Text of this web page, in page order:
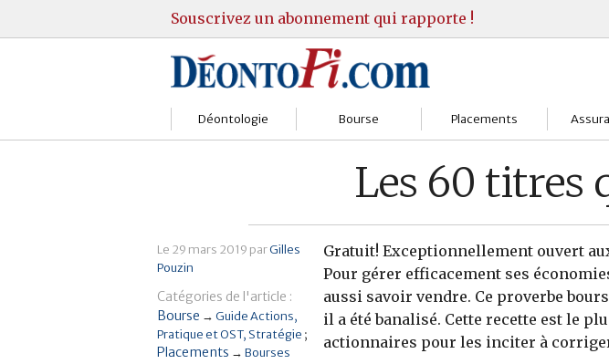
Souscrivez un abonnement qui rapporte !
Déontologie
Institutions
Relations clients
Bourse
Guide Actions
Guide Sicav
Stratégie
Marchés
Placements
Fonds d’investissments
Assurance vie
Livrets
Immobilier
Les 60 titres
Le 29 mars 2019 parGilles
Pouzin
Catégories de l'article :
Bourse → Guide Actions
Pratique et OST Stratégie
Placements → Bourses
Gratuit! Exceptionnellement ouvert
Pour gérer efficacement ses
aussi savoir vendre. Ce proverbe
il a été banalisé. Cette recette est le
actionnaires pour les inciter à